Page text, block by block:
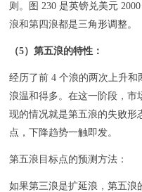
则。图 230 是英镑兑美元
浪和第四浪都是三角形调整。
（5）第五浪的特性：
经历了前 4 个浪的两次上升
浪温和得多。在这一阶段，市
现的情况就是第五浪的失败形
点，下降趋势一触即发。
第五浪目标点的预测方法：
如果第三浪是扩延浪，第五浪